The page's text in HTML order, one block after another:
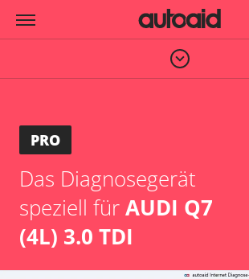
PRO
Das Diagnosegerät
speziell fürAUDI Q7
(4L) 3.0 TDI